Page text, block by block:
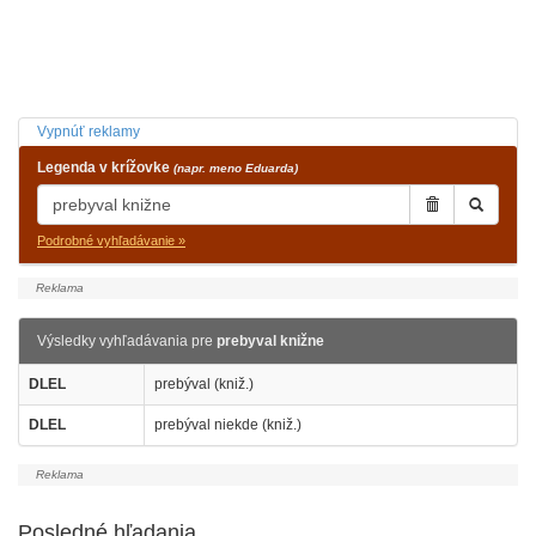
Vypnúť reklamy
Legenda v krížovke (napr. meno Eduarda)
Podrobné vyhľadávanie »
Výsledky vyhľadávania pre prebyval knižne
DLEL prebýval (kniž.)
DLEL prebýval niekde (kniž.)